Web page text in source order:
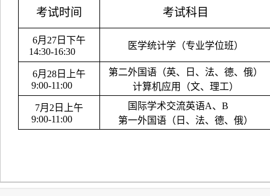
考试时间 考试科目
6月 27 日下午
14:30-16:30
医学统计学（专业学位班）
6月 28 日上午
9:00-11:00
第二外国语（英、日、法、德、俄）
计算机应用（文、理工）
7月 2 日上午
9:00-11:00
国际学术交流英语A、 B
第一外国语（日、法、德、俄）